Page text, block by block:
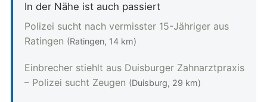
In der Nähe ist auch passiert
Polizei sucht nach vermisster 15-Jähriger aus
Ratingen (Ratingen, 14 km)
Einbrecher stiehlt aus Duisburger Zahnarztpraxis
– Polizei sucht Zeugen (Duisburg, 29 km)